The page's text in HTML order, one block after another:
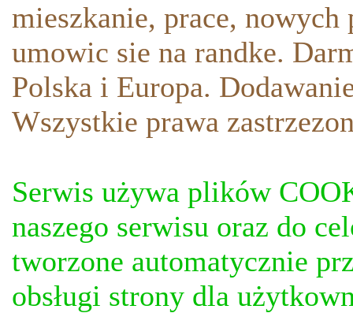
mieszkanie, prace,
umowic sie na randke.
Polska i Europa.
Wszystkie prawa
Serwis używa plików
naszego serwisu oraz do
tworzone automatycznie
obsługi strony dla